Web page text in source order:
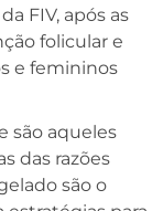
FIV, após as
folicular e
e femininos
são aqueles
das razões
são o